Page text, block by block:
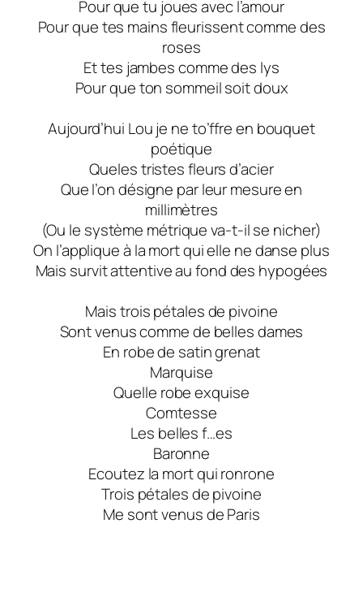
Pour que tu joues avec l’amour
Pour que tes mains fleurissent comme des
roses
Et tes jambes comme des lys
Pour que ton sommeil soit doux
Aujourd’hui Lou je ne to’ffre en bouquet
poétique
Queles tristes fleurs d’acier
Que l’on désigne par leur mesure en
millimètres
(Ou le système métrique va-t-il se nicher)
On l’applique à la mort qui elle ne danse plus
Mais survit attentive au fond des hypogées
Mais trois pétales de pivoine
Sont venus comme de belles dames
En robe de satin grenat
Marquise
Quelle robe exquise
Comtesse
Les belles f…es
Baronne
Ecoutez la mort qui ronrone
Trois pétales de pivoine
Me sont venus de Paris